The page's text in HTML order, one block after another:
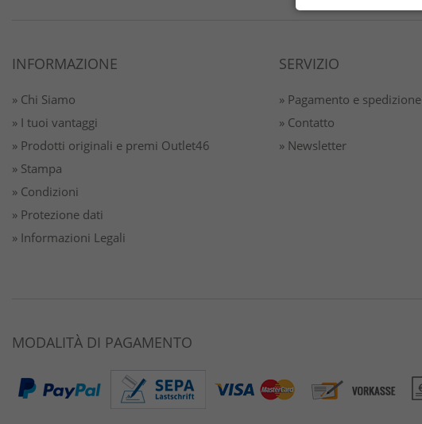
INFORMAZIONE
» Chi Siamo
» I tuoi vantaggi
» Prodotti originali e premi Outlet46
» Stampa
» Condizioni
» Protezione dati
» Informazioni Legali
SERVIZIO
» Pagamento e spedizione
» Contatto
» Newsletter
MODALITÀ DI PAGAMENTO